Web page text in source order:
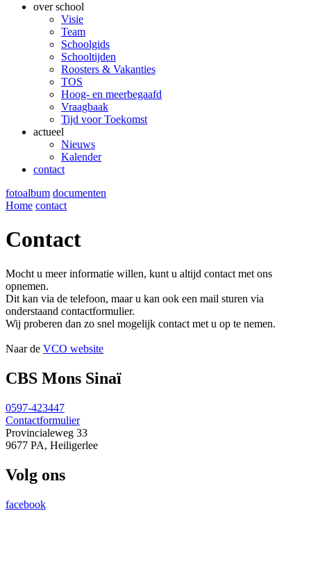
over school
Visie
Team
Schoolgids
Schooltijden
Roosters & Vakanties
TOS
Hoog- en meerbegaafd
Vraagbaak
Tijd voor Toekomst
actueel
Nieuws
Kalender
contact
fotoalbum documenten
Home contact
Contact
Mocht u meer informatie willen, kunt u altijd contact met ons
opnemen.
Dit kan via de telefoon, maar u kan ook een mail sturen via
onderstaand contactformulier.
Wij proberen dan zo snel mogelijk contact met u op te nemen.
Naar de VCO website
CBS Mons Sinaï
0597-423447
Contactformulier
Provincialeweg 33
9677 PA, Heiligerlee
Volg ons
facebook